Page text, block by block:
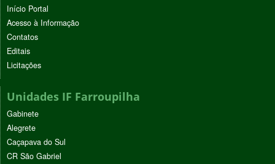
Início Portal
Acesso à Informação
Contatos
Editais
Licitações
Unidades IF Farroupilha
Gabinete
Alegrete
Caçapava do Sul
CR São Gabriel